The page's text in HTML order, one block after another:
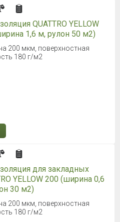
QUATTRO YELLOW
1,6 м, рулон 50 м2)
200 мкм, поверхностная
180 г/м2
для закладных
YELLOW 200 (ширина 0,6
30 м2)
200 мкм, поверхностная
180 г/м2